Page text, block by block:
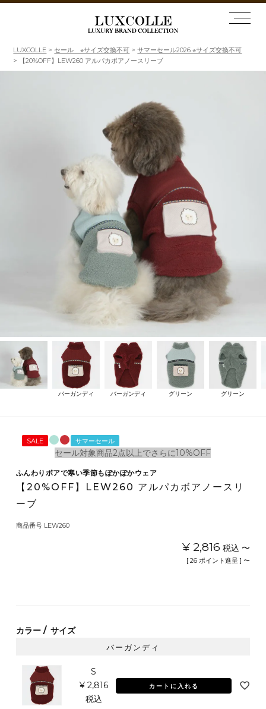
LUXCOLLE セール ※サイズ交換不可
サマーセール2026 ※サイズ交換不可
【20%OFF】LEW260 アルパカボアノースリーブ
バーガンディ バーガンディ グリーン グリーン
SALE サマーセール
セール対象商品2点以上でさらに10%OFF
ふんわりボアで寒い季節もぽかぽかウェア
【20%OFF】LEW260 アルパカボアノースリ
ーブ
商品番号 LEW260
¥ 2,816 税込 〜
[ 26 ポイント進呈 ] 〜
カラー サイズ
バーガンディ
S
¥ 2,816
税込
カートに入れる